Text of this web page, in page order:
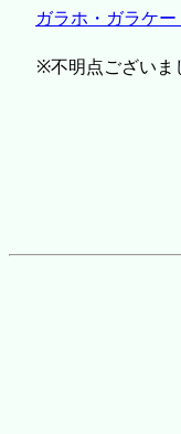
ガラホ・ガラケ
※不明点ございま